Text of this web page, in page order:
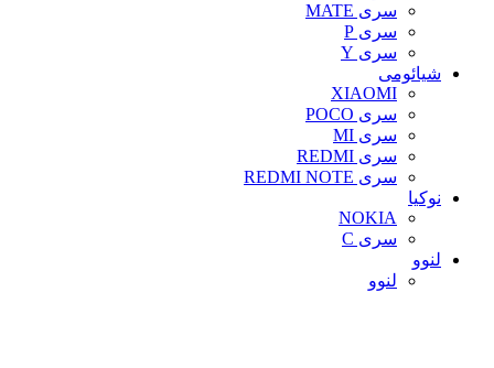
سری MATE
سری P
سری Y
شیائومی
XIAOMI
سری POCO
سری MI
سری REDMI
سری REDMI NOTE
نوکیا
NOKIA
سری C
لنوو
لنوو